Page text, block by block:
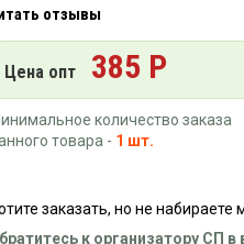
отзывы
Цена опт 385 Р
количество заказа
товара - 1 шт.
заказать, но не
к организатору СП